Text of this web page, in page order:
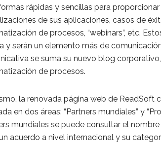
rápidas y sencillas para
de sus aplicaciones, casos de
de procesos, “webinars”, etc.
y serán un elemento más de
se suma su nuevo blog
de procesos.
la renovada página web de ReadSoft
en dos áreas: “Partners mundiales” y
mundiales se puede consultar el
acuerdo a nivel internacional y su